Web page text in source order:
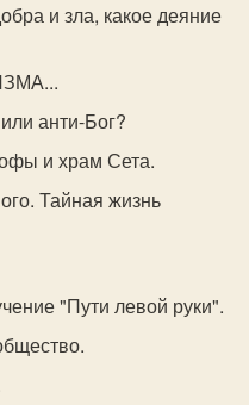
и зла, какое деяние
анти-Бог?
и храм Сета.
Тайная жизнь
"Пути левой руки".